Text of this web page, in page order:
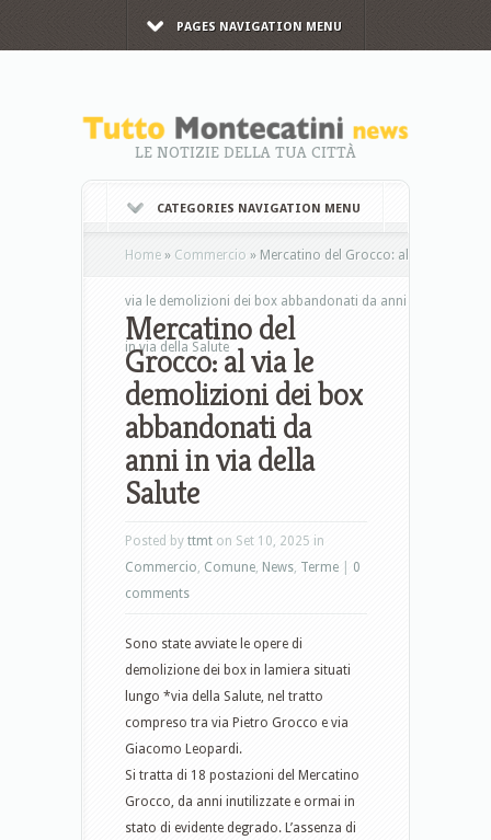
PAGES NAVIGATION MENU
LE NOTIZIE DELLA TUA CITTÀ
CATEGORIES NAVIGATION MENU
Home » Commercio » Mercatino del Grocco: al
via le demolizioni dei box abbandonati da anni
in via della Salute
Mercatino del
Grocco: al via le
demolizioni dei box
abbandonati da
anni in via della
Salute
Posted by ttmt on Set 10, 2025 in
Commercio, Comune, News, Terme
0
comments
Sono state avviate le opere di
demolizione dei box in lamiera situati
lungo *via della Salute, nel tratto
compreso tra via Pietro Grocco e via
Giacomo Leopardi.
Si tratta di 18 postazioni del Mercatino
Grocco, da anni inutilizzate e ormai in
stato di evidente degrado. L’assenza di